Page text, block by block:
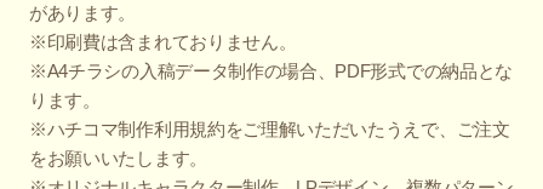
があります。
※印刷費は含まれておりません。
※A4チラシの入稿データ制作の場合、PDF形式での納品とな
ります。
※ハチコマ制作利用規約をご理解いただいたうえで、ご注文
をお願いいたします。